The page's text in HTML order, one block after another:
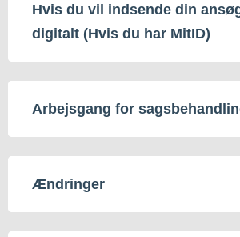
Hvis du vil indsende din
digitalt (Hvis du har MitID)
Arbejsgang for
Ændringer